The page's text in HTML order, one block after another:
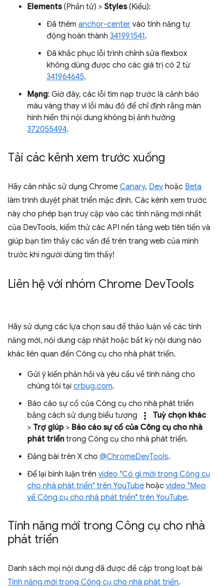
Elements(Phần tử) > Styles(Kiểu):
Đã thêm anchor-center vào tính năng tự
động hoàn thành 341991541.
Đã khắc phục lỗi trình chỉnh sửa flexbox
không dùng được cho các giá trị có 2 từ
341964645.
Mạng: Giờ đây, các lỗi tìm nạp trước là cảnh báo
màu vàng thay vì lỗi màu đỏ để chỉ định rằng màn
hình hiển thị nội dung không bị ảnh hưởng
372055494.
Tải các kênh xem trước xuống
Hãy cân nhắc sử dụng Chrome Canary, Dev hoặc Beta
làm trình duyệt phát triển mặc định. Các kênh xem trước
này cho phép bạn truy cập vào các tính năng mới nhất
của DevTools, kiểm thử các API nền tảng web tiên tiến và
giúp bạn tìm thấy các vấn đề trên trang web của mình
trước khi người dùng tìm thấy!
Liên hệ với nhóm Chrome DevTools
Hãy sử dụng các lựa chọn sau để thảo luận về các tính
năng mới, nội dung cập nhật hoặc bất kỳ nội dung nào
khác liên quan đến Công cụ cho nhà phát triển.
Gửi ý kiến phản hồi và yêu cầu về tính năng cho
chúng tôi tại crbug.com.
Báo cáo sự cố của Công cụ cho nhà phát triển
bằng cách sử dụng biểu tượng
more_vert
Tuỳ chọn khác
> Trợ giúp > Báo cáo sự cố của Công cụ cho nhà
phát triển trong Công cụ cho nhà phát triển.
Đăng bài trên X cho @ChromeDevTools.
Để lại bình luận trên video "Có gì mới trong Công cụ
cho nhà phát triển" trên YouTube hoặc video "Mẹo
về Công cụ cho nhà phát triển" trên YouTube.
Tính năng mới trong Công cụ cho nhà
phát triển
Danh sách mọi nội dung đã được đề cập trong loạt bài
Tính năng mới trong Công cụ cho nhà phát triển.